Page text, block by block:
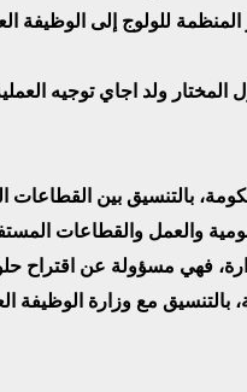
للولوج إلى الوظيفة
ولد اجاي توجيه
بالتنسيق بين القطاعات
والعمل والقطاعات
فهي مسؤولة عن اقتراح
مع وزارة الوظيفة